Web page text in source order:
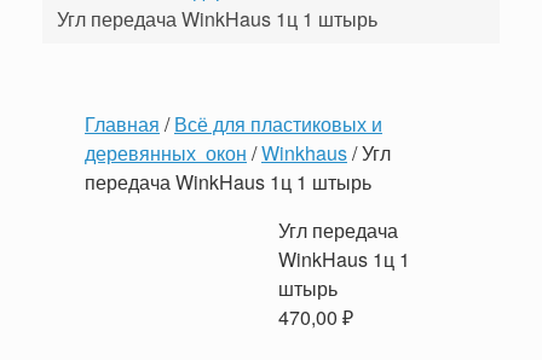
Угл передача WinkHaus 1ц 1 штырь
Главная /Всё для пластиковых и
деревянных окон /Winkhaus/ Угл
передача WinkHaus 1ц 1 штырь
Угл передача
WinkHaus 1ц 1
штырь
470,00₽